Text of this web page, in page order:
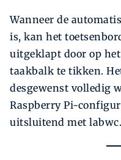
Wanneer de
is, kan het
uitgeklapt door op
taakbalk te tikken.
desgewenst volledig
Raspberry Pi-
uitsluitend met labwc.